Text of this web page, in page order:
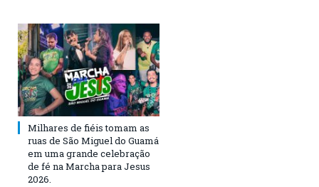
Milhares de fiéis tomam as
ruas de São Miguel do Guamá
em uma grande celebração
de fé na Marcha para Jesus
2026.